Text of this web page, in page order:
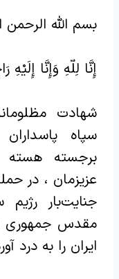
بسم الله الرحمن
إِنَّا لِلّهِ وَإِنَّا إِلَیْهِ
شهادت
سپاه
برجسته هسته
عزیزمان ، در
جنایت‌بار
مقدس جمهوری
ایران را به درد